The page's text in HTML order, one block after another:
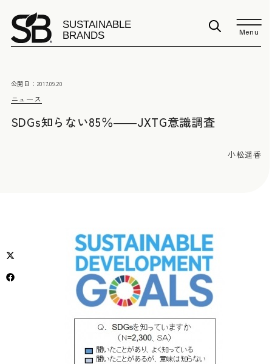
Menu
ニュース
公開日： 2017.09.20
SDGs知らない85％――JXTG意識調査
小松遥香